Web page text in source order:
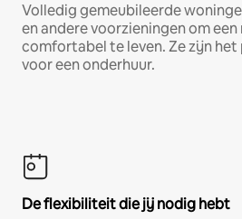
Volledig gemeubileerde
en andere voorzieningen om
comfortabel te leven. Ze zijn
voor een onderhuur.
De flexibiliteit die jij nodig hebt